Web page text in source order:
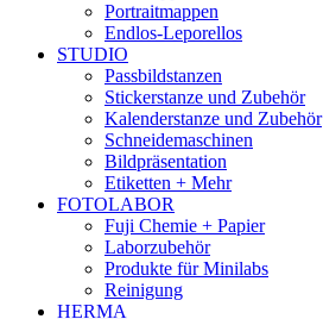
Portraitmappen
Endlos-Leporellos
STUDIO
Passbildstanzen
Stickerstanze und Zubehör
Kalenderstanze und Zubehör
Schneidemaschinen
Bildpräsentation
Etiketten + Mehr
FOTOLABOR
Fuji Chemie + Papier
Laborzubehör
Produkte für Minilabs
Reinigung
HERMA